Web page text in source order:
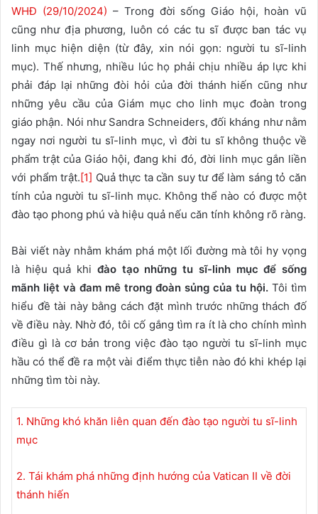
WHĐ (29/10/2024) – Trong đời sống Giáo hội, hoàn vũ
cũng như địa phương, luôn có các tu sĩ được ban tác vụ
linh mục hiện diện (từ đây, xin nói gọn: người tu sĩ-linh
mục). Thế nhưng, nhiều lúc họ phải chịu nhiều áp lực khi
phải đáp lại những đòi hỏi của đời thánh hiến cũng như
những yêu cầu của Giám mục cho linh mục đoàn trong
giáo phận. Nói như Sandra Schneiders, đối kháng như nằm
ngay nơi người tu sĩ-linh mục, vì đời tu sĩ không thuộc về
phẩm trật của Giáo hội, đang khi đó, đời linh mục gắn liền
với phẩm trật.[1] Quả thực ta cần suy tư để làm sáng tỏ căn
tính của người tu sĩ-linh mục. Không thể nào có được một
đào tạo phong phú và hiệu quả nếu căn tính không rõ ràng.
Bài viết này nhằm khám phá một lối đường mà tôi hy vọng
là hiệu quả khi đào tạo những tu sĩ-linh mục để sống
mãnh liệt và đam mê trong đoàn sủng của tu hội. Tôi tìm
hiểu đề tài này bằng cách đặt mình trước những thách đố
về điều này. Nhờ đó, tôi cố gắng tìm ra ít là cho chính mình
điều gì là cơ bản trong việc đào tạo người tu sĩ-linh mục
hầu có thể đề ra một vài điểm thực tiễn nào đó khi khép lại
những tìm tòi này.
1. Những khó khăn liên quan đến đào tạo người tu sĩ-linh
mục
2. Tái khám phá những định hướng của Vatican II về đời
thánh hiến